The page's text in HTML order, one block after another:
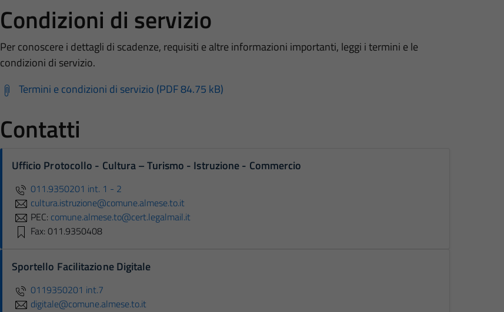
Condizioni di servizio
Per conoscere i dettagli di scadenze, requisiti e altre informazioni importanti, leggi i termini e le
condizioni di servizio.
Termini e condizioni di servizio (PDF 84.75 kB)
Contatti
Ufficio Protocollo - Cultura – Turismo - Istruzione - Commercio
011.9350201 int. 1 - 2
cultura.istruzione@comune.almese.to.it
PEC: comune.almese.to@cert.legalmail.it
Fax: 011.9350408
Sportello Facilitazione Digitale
0119350201 int.7
digitale@comune.almese.to.it